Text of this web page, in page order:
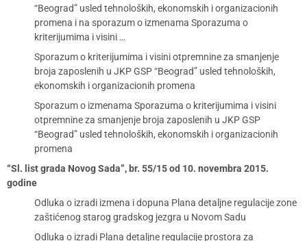
“Beograd” usled tehnoloških, ekonomskih i organizacionih
promena i na sporazum o izmenama Sporazuma o
kriterijumima i visini …
Sporazum o kriterijumima i visini otpremnine za smanjenje
broja zaposlenih u JKP GSP “Beograd” usled tehnoloških,
ekonomskih i organizacionih promena
Sporazum o izmenama Sporazuma o kriterijumima i visini
otpremnine za smanjenje broja zaposlenih u JKP GSP
“Beograd” usled tehnoloških, ekonomskih i organizacionih
promena
“Sl. list grada Novog Sada”, br. 55/15 od 10. novembra 2015.
godine
Odluka o izradi izmena i dopuna Plana detaljne regulacije zone
zaštićenog starog gradskog jezgra u Novom Sadu
Odluka o izradi Plana detaljne regulacije prostora za